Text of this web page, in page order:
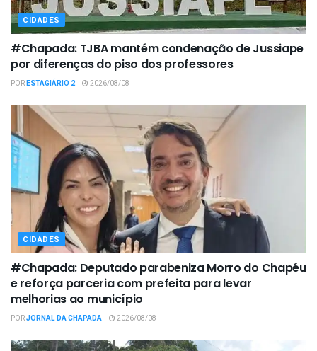
CIDADES
#Chapada: TJBA mantém condenação de Jussiape
por diferenças do piso dos professores
PORESTAGIÁRIO 2 2026/08/08
CIDADES
#Chapada: Deputado parabeniza Morro do Chapéu
e reforça parceria com prefeita para levar
melhorias ao município
PORJORNAL DA CHAPADA 2026/08/08